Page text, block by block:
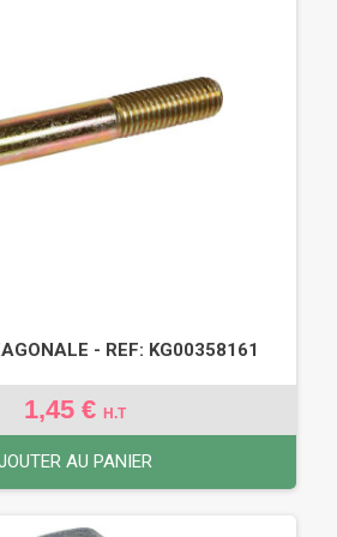
- REF: KG00358161
1,45 € H.T
AU PANIER